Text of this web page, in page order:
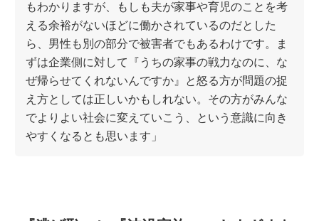
もわかりますが、もしも夫が家事や育児のことを考
える余裕がないほどに働かされているのだとした
ら、男性も別の部分で被害者でもあるわけです。ま
ずは企業側に対して『うちの家事の戦力なのに、な
ぜ帰らせてくれないんですか』と怒る方が問題の捉
え方としては正しいかもしれない。その方がみんな
でよりよい社会に変えていこう、という意識に向き
やすくなるとも思います」